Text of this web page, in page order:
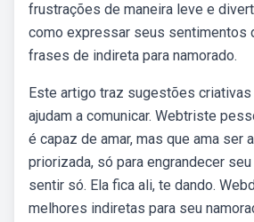
frustrações de maneira leve e
como expressar seus sentimentos
frases de indireta para namorado.
Este artigo traz sugestões
ajudam a comunicar. Webtriste
é capaz de amar, mas que ama ser
priorizada, só para engrandecer
sentir só. Ela fica ali, te dando.
melhores indiretas para seu